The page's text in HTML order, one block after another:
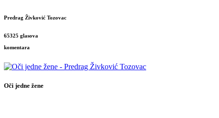
Predrag Živković Tozovac
65325 glasova
komentara
Oči jedne žene